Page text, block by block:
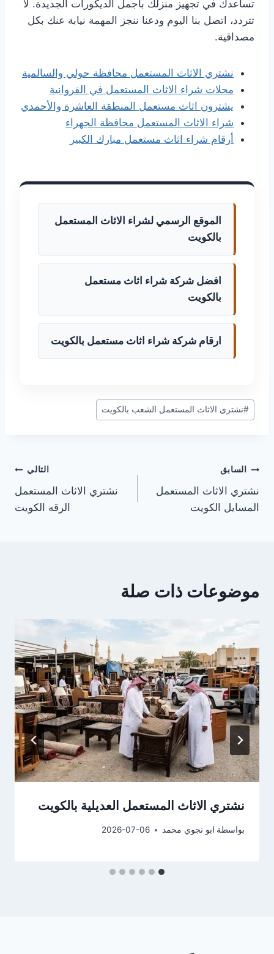
تساعدك في تجهيز منزلك بأجمل الديكورات الجديدة. لا
تتردد، اتصل بنا اليوم ودعنا ننجز المهمة نيابة عنك بكل
مصداقية.
نشتري الاثاث المستعمل محافظة حولي والسالمية
محلات شراء الاثاث المستعمل في الفروانية
يشترون اثاث مستعمل المنطقة العاشرة والأحمدي
شراء الاثاث المستعمل محافظة الجهراء
أرقام شراء اثاث مستعمل مبارك الكبير
الموقع الرسمي لشراء الاثاث المستعمل
بالكويت
افضل شركة شراء اثاث مستعمل
بالكويت
ارقام شركة شراء اثاث مستعمل بالكويت
وسوم
المقال:
#نشتري الاثاث المستعمل الشعب بالكويت
تصفّح
المقالات
السابق
نشتري الاثاث المستعمل
المسايل الكويت
التالي
نشتري الاثاث المستعمل
الرقه الكويت
موضوعات ذات صلة
نشتري الاثاث المستعمل العديلية بالكويت
بواسطة ابو نجوي محمد 2026-07-06